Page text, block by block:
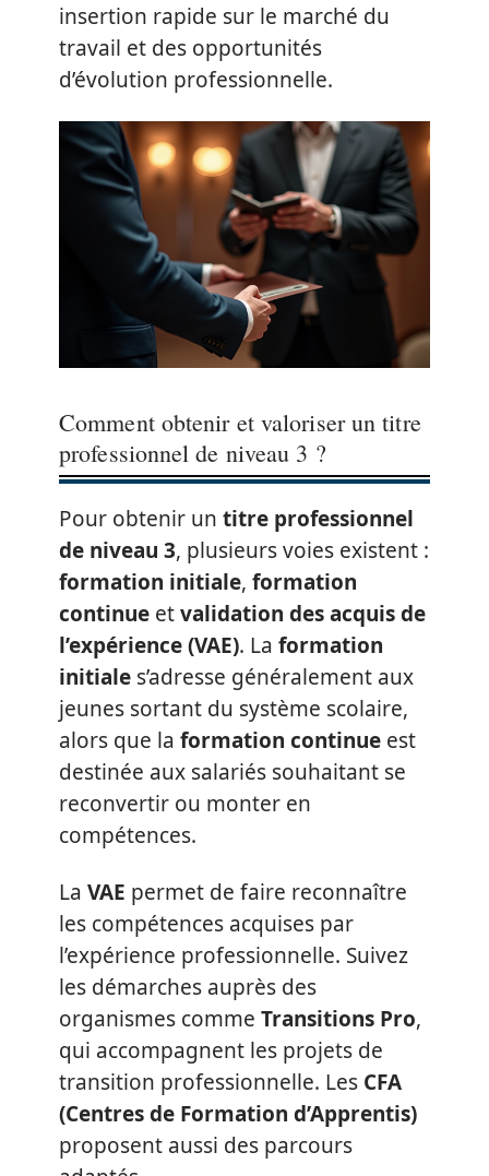
insertion rapide sur le marché du
travail et des opportunités
d’évolution professionnelle.
Comment obtenir et valoriser un titre
professionnel de niveau 3 ?
Pour obtenir un titre professionnel
de niveau 3, plusieurs voies existent :
formation initiale, formation
continue etvalidation des acquis de
l’expérience (VAE). La formation
initiale s’adresse généralement aux
jeunes sortant du système scolaire,
alors que la formation continue est
destinée aux salariés souhaitant se
reconvertir ou monter en
compétences.
La VAE permet de faire reconnaître
les compétences acquises par
l’expérience professionnelle. Suivez
les démarches auprès des
organismes comme Transitions Pro,
qui accompagnent les projets de
transition professionnelle. Les CFA
(Centres de Formation d’Apprentis)
proposent aussi des parcours